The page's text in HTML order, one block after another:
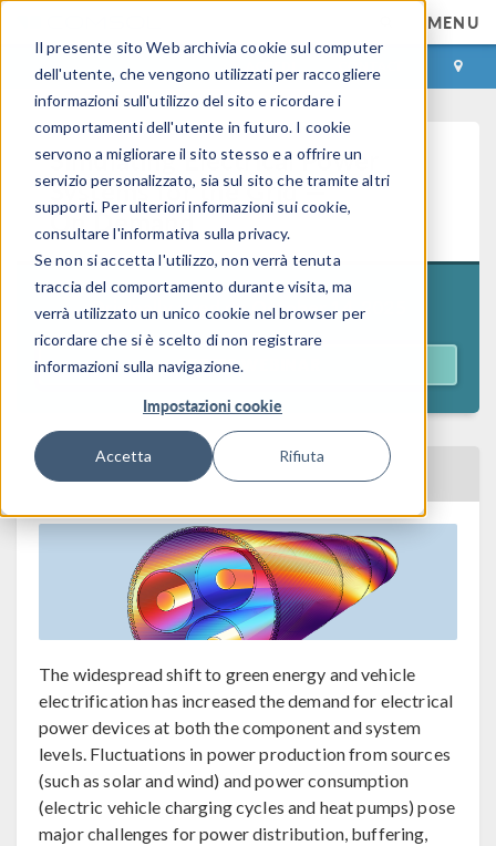
Il presente sito Web archivia cookie sul computer
dell'utente, che vengono utilizzati per raccogliere
informazioni sull'utilizzo del sito e ricordare i
comportamenti dell'utente in futuro. I cookie
servono a migliorare il sito stesso e a offrire un
servizio personalizzato, sia sul sito che tramite altri
supporti. Per ulteriori informazioni sui cookie,
consultare l'informativa sulla privacy.
Se non si accetta l'utilizzo, non verrà tenuta
traccia del comportamento durante visita, ma
verrà utilizzato un unico cookie nel browser per
ricordare che si è scelto di non registrare
informazioni sulla navigazione.
Impostazioni cookie
Accetta Rifiuta
MENU
ACCEDI CONTACT
Simulating Electrical Power
Systems for the Grid —
On Demand
Originally aired onOctober 14, 2025
ACCESS WEBINAR
BACK TO EVENTS CALENDAR
The widespread shift to green energy and vehicle
electrification has increased the demand for electrical
power devices at both the component and system
levels. Fluctuations in power production from sources
(such as solar and wind) and power consumption
(electric vehicle charging cycles and heat pumps) pose
major challenges for power distribution, buffering,